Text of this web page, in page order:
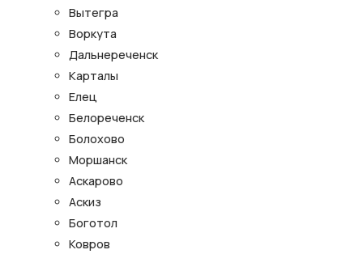
Вытегра
Воркута
Дальнереченск
Карталы
Елец
Белореченск
Болохово
Моршанск
Аскарово
Аскиз
Боготол
Ковров